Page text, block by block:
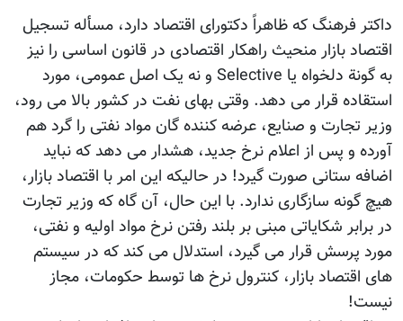
داکتر فرهنگ که ظاهراً دکتورای اقتصاد دارد، مسأله تسجیل
اقتصاد بازار منحیث راهکار اقتصادی در قانون اساسی را نیز
به گونة دلخواه یا Selective و نه یک اصل عمومی، مورد
استقاده قرار می دهد. وقتی بهای نفت در کشور بالا می رود،
وزیر تجارت و صنایع، عرضه کننده گان مواد نفتی را گرد هم
آورده و پس از اعلام نرخ جدید، هشدار می دهد که نباید
اضافه ستانی صورت گیرد! در حالیکه این امر با اقتصاد بازار،
هیچ گونه سازگاری ندارد. با این حال، آن گاه که وزیر تجارت
در برابر شکایاتی مبنی بر بلند رفتن نرخ مواد اولیه و نفتی،
مورد پرسش قرار می گیرد، استدلال می کند که در سیستم
های اقتصاد بازار، کنترول نرخ ها توسط حکومات، مجاز
نیست!